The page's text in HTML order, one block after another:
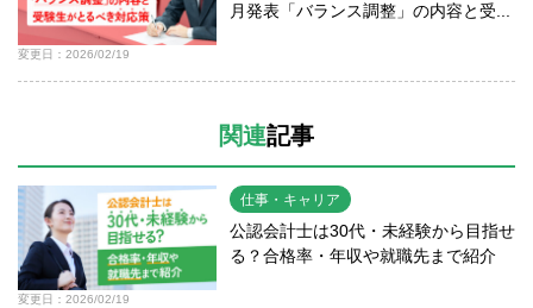
変更日：2026/02/19
月発表「バランス調整」の内容と受...
関連記事
変更日：2026/02/19
仕事・キャリア
公認会計士は30代・未経験から目指せ
る？合格率・年収や就職先まで紹介